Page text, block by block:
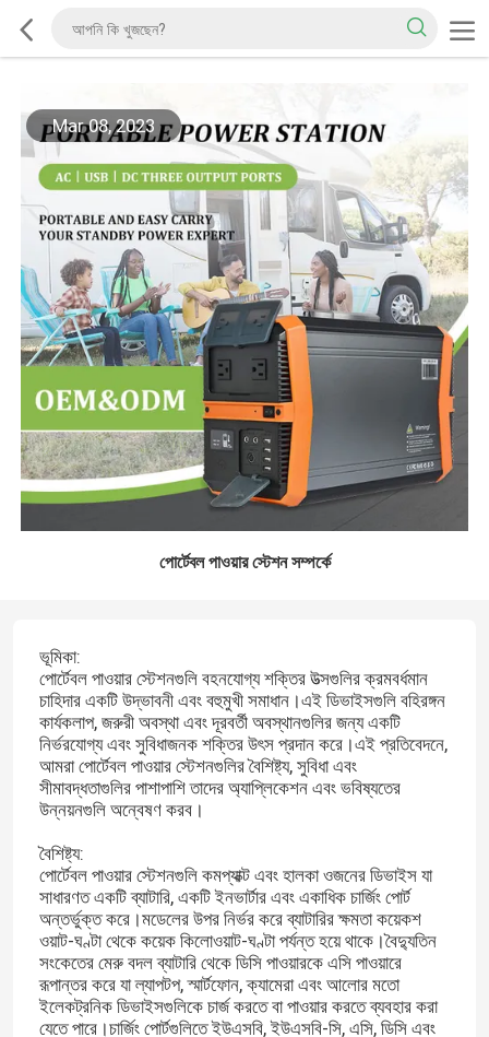
Mar 08, 2023
পোর্টেবল পাওয়ার স্টেশন সম্পর্কে
ভূমিকা:
পোর্টেবল পাওয়ার স্টেশনগুলি বহনযোগ্য শক্তির উত্সগুলির ক্রমবর্ধমান
চাহিদার একটি উদ্ভাবনী এবং বহুমুখী সমাধান।এই ডিভাইসগুলি বহিরঙ্গন
কার্যকলাপ, জরুরী অবস্থা এবং দূরবর্তী অবস্থানগুলির জন্য একটি
নির্ভরযোগ্য এবং সুবিধাজনক শক্তির উৎস প্রদান করে।এই প্রতিবেদনে,
আমরা পোর্টেবল পাওয়ার স্টেশনগুলির বৈশিষ্ট্য, সুবিধা এবং
সীমাবদ্ধতাগুলির পাশাপাশি তাদের অ্যাপ্লিকেশন এবং ভবিষ্যতের
উন্নয়নগুলি অন্বেষণ করব।
বৈশিষ্ট্য:
পোর্টেবল পাওয়ার স্টেশনগুলি কমপ্যাক্ট এবং হালকা ওজনের ডিভাইস যা
সাধারণত একটি ব্যাটারি, একটি ইনভার্টার এবং একাধিক চার্জিং পোর্ট
অন্তর্ভুক্ত করে।মডেলের উপর নির্ভর করে ব্যাটারির ক্ষমতা কয়েকশ
ওয়াট-ঘণ্টা থেকে কয়েক কিলোওয়াট-ঘণ্টা পর্যন্ত হয়ে থাকে।বৈদ্যুতিন
সংকেতের মেরু বদল ব্যাটারি থেকে ডিসি পাওয়ারকে এসি পাওয়ারে
রূপান্তর করে যা ল্যাপটপ, স্মার্টফোন, ক্যামেরা এবং আলোর মতো
ইলেকট্রনিক ডিভাইসগুলিকে চার্জ করতে বা পাওয়ার করতে ব্যবহার করা
যেতে পারে।চার্জিং পোর্টগুলিতে ইউএসবি, ইউএসবি-সি, এসি, ডিসি এবং